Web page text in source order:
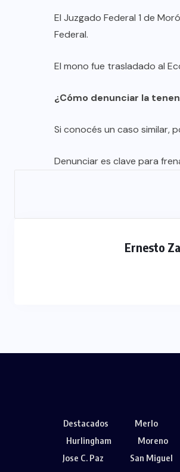
El Juzgado Federal 1 de
Federal.
El mono fue trasladado al
¿Cómo denunciar la
Si conocés un caso similar,
Denunciar es clave para
Ernesto
señalado como
03/08/
Destacados
Merlo
Hurlingham
Moreno
Jose C. Paz
San Miguel